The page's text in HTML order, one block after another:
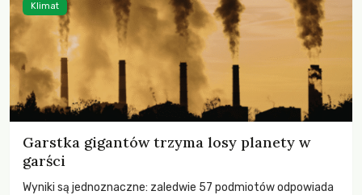
Garstka gigantów trzyma losy planety w
garści
Wyniki są jednoznaczne: zaledwie 57 podmiotów odpowiada
Klimat